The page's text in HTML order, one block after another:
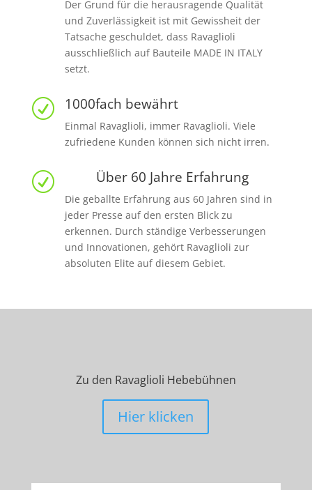
Der Grund für die herausragende Qualität
und Zuverlässigkeit ist mit Gewissheit der
Tatsache geschuldet, dass Ravaglioli
ausschließlich auf Bauteile MADE IN ITALY
setzt.
R 1000fach bewährt
Einmal Ravaglioli, immer Ravaglioli. Viele
zufriedene Kunden können sich nicht irren.
R Über 60 Jahre Erfahrung
Die geballte Erfahrung aus 60 Jahren sind in
jeder Presse auf den ersten Blick zu
erkennen. Durch ständige Verbesserungen
und Innovationen, gehört Ravaglioli zur
absoluten Elite auf diesem Gebiet.
Zu den Ravaglioli Hebebühnen
Hier klicken